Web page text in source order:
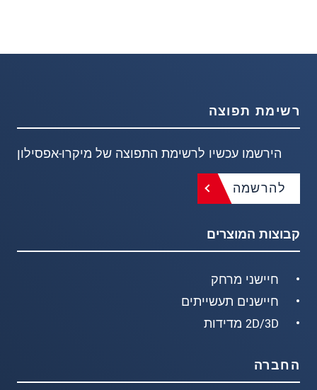
רשימת תפוצה
הירשמו עכשיו לרשימת התפוצה של מיקרו-אפסילון
להרשמה
קבוצות המוצרים
חיישני מרחק
חיישנים תעשייתים
2D/3D מדידות
החברה